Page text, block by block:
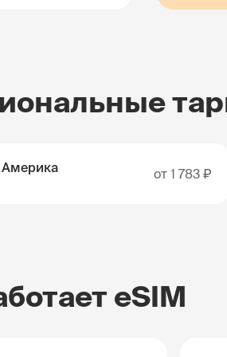
Америка от 1 783 ₽
eSIM